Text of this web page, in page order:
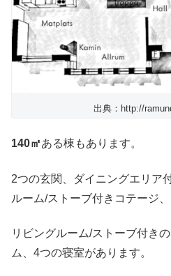
出典：http://
140㎡ある棟もあります。
2つの玄関、ダイニングエリア
ルーム/ストーブ付きコテージ、
リビングルーム/ストーブ付き
ム、4つの寝室があります。